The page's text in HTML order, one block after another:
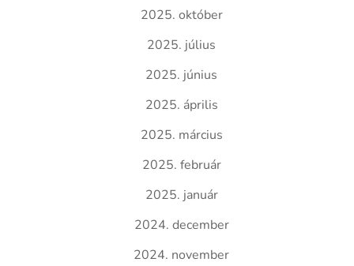
2025. október
2025. július
2025. június
2025. április
2025. március
2025. február
2025. január
2024. december
2024. november